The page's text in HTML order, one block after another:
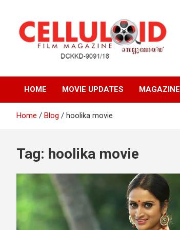
content
celluloid
HOME MOVIE UPDATES MAGAZINE
Home Blog hoolika movie
Tag: hoolika movie